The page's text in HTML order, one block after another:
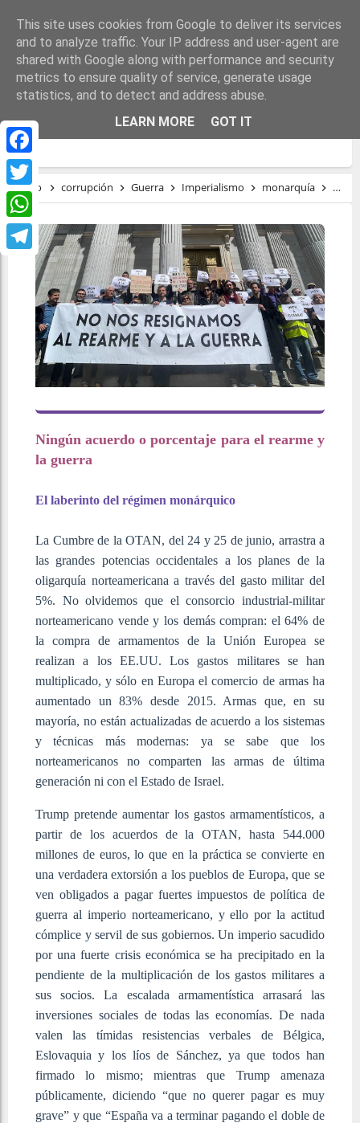
Facebook
Twitter
WhatsApp
Telegram
NINGÚN ACUERDO O PORCENTAJE PARA
EL REARME Y LA GUERRA
Inicio corrupción Guerra Imperialismo monarquía
Ningún acuerdo o porcentaje para el rearme y
la guerra
El laberinto del régimen monárquico
La Cumbre de la OTAN, del 24 y 25 de junio, arrastra a
las grandes potencias occidentales a los planes de la
oligarquía norteamericana a través del gasto militar del
5%. No olvidemos que el consorcio industrial-militar
norteamericano vende y los demás compran: el 64% de
la compra de armamentos de la Unión Europea se
realizan a los EE.UU. Los gastos militares se han
multiplicado, y sólo en Europa el comercio de armas ha
aumentado un 83% desde 2015. Armas que, en su
mayoría, no están actualizadas de acuerdo a los sistemas
y técnicas más modernas: ya se sabe que los
norteamericanos no comparten las armas de última
generación ni con el Estado de Israel.
Trump pretende aumentar los gastos armamentísticos, a
partir de los acuerdos de la OTAN, hasta 544.000
millones de euros, lo que en la práctica se convierte en
una verdadera extorsión a los pueblos de Europa, que se
ven obligados a pagar fuertes impuestos de política de
guerra al imperio norteamericano, y ello por la actitud
cómplice y servil de sus gobiernos. Un imperio sacudido
por una fuerte crisis económica se ha precipitado en la
pendiente de la multiplicación de los gastos militares a
sus socios. La escalada armamentística arrasará las
inversiones sociales de todas las economías. De nada
valen las tímidas resistencias verbales de Bélgica,
Eslovaquia y los líos de Sánchez, ya que todos han
firmado lo mismo; mientras que Trump amenaza
públicamente, diciendo “que no querer pagar es muy
grave” y que “España va a terminar pagando el doble de
This site uses cookies from Google to deliver its services
and to analyze traffic. Your IP address and user-agent are
shared with Google along with performance and security
metrics to ensure quality of service, generate usage
statistics, and to detect and address abuse.
LEARN MORE
GOT IT